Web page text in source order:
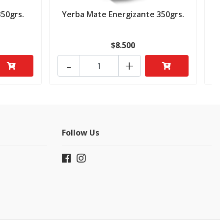
Yerba Mate Energizante 350grs.
$8.500
+
-
Follow Us